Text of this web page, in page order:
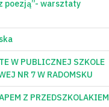
poezją”- warsztaty
W PUBLICZNEJ SZKOLE
NR 7 W RADOMSKU
Z PRZEDSZKOLAKIEM